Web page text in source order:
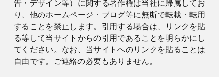
告・デザイン等）に関する著作権は当社に帰属してお
り、他のホームページ・ブログ等に無断で転載・転用
することを禁止します。引用する場合は、リンクを貼
る等して当サイトからの引用であることを明らかにし
てください。なお、当サイトへのリンクを貼ることは
自由です。ご連絡の必要もありません。